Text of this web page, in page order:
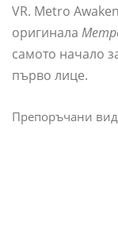
VR. Metro
оригинала
самото начало
първо лице.
Препоръчани